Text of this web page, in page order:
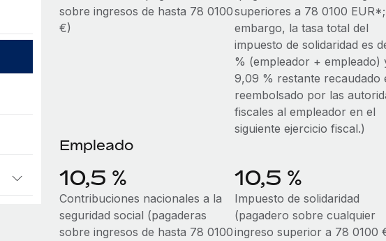
sobre ingresos de hasta 78 0100
€)
superiores a 78 0100
embargo, la tasa total del
impuesto de solidaridad es
% (empleador + empleado)
9,09 % restante recaudado
reembolsado por las
fiscales al empleador en el
siguiente ejercicio fiscal.)
Empleado
10,5 %
Contribuciones nacionales a la
seguridad social (pagaderas
sobre ingresos de hasta 78 0100
10,5 %
Impuesto de solidaridad
(pagadero sobre cualquier
ingreso superior a 78 0100